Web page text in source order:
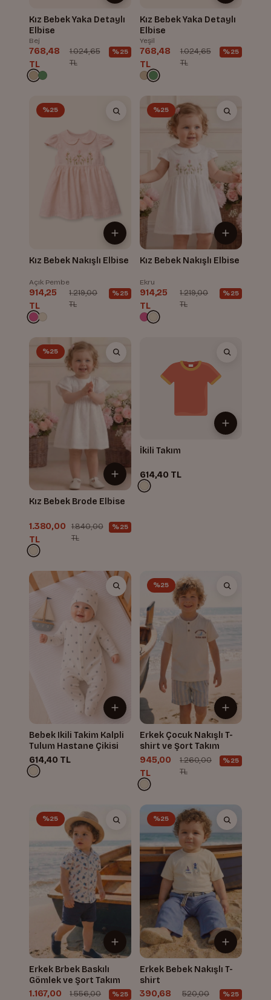
Kız Bebek Yaka Detaylı
Elbise
Bej
768,48
TL
1.024,65
TL
%25
Kız Bebek Yaka Detaylı
Elbise
Yeşil
768,48
TL
1.024,65
TL
%25
%25
Kız Bebek Nakışlı Elbise
Açık Pembe
914,25
TL
1.219,00
TL
%25
%25
Kız Bebek Nakışlı Elbise
Ekru
914,25
TL
1.219,00
TL
%25
%25
Kız Bebek Brode Elbise
1.380,00
TL
1.840,00
TL
%25
İkili Takım
614,40 TL
Bebek Ikili Takim Kalpli
Tulum Hastane Çikisi
614,40 TL
%25
Erkek Çocuk Nakışlı T-
shirt ve Şort Takım
945,00
TL
1.260,00
TL
%25
%25
Erkek Brbek Baskılı
Gömlek ve Şort Takım
1.167,00
1.556,00
%25
%25
Erkek Bebek Nakışlı T-
shirt
390,68
520,00
%25